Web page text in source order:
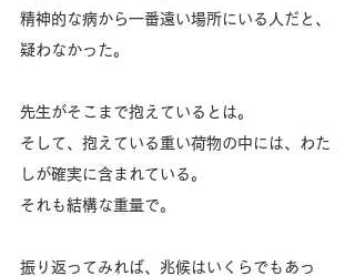
精神的な病から一番遠い場所にいる人だと、
疑わなかった。
先生がそこまで抱えているとは。
そして、抱えている重い荷物の中には、わた
しが確実に含まれている。
それも結構な重量で。
振り返ってみれば、兆候はいくらでもあっ